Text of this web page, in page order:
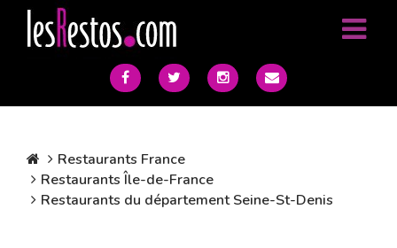
Restaurants France
Restaurants Île-de-France
Restaurants du département Seine-St-Denis